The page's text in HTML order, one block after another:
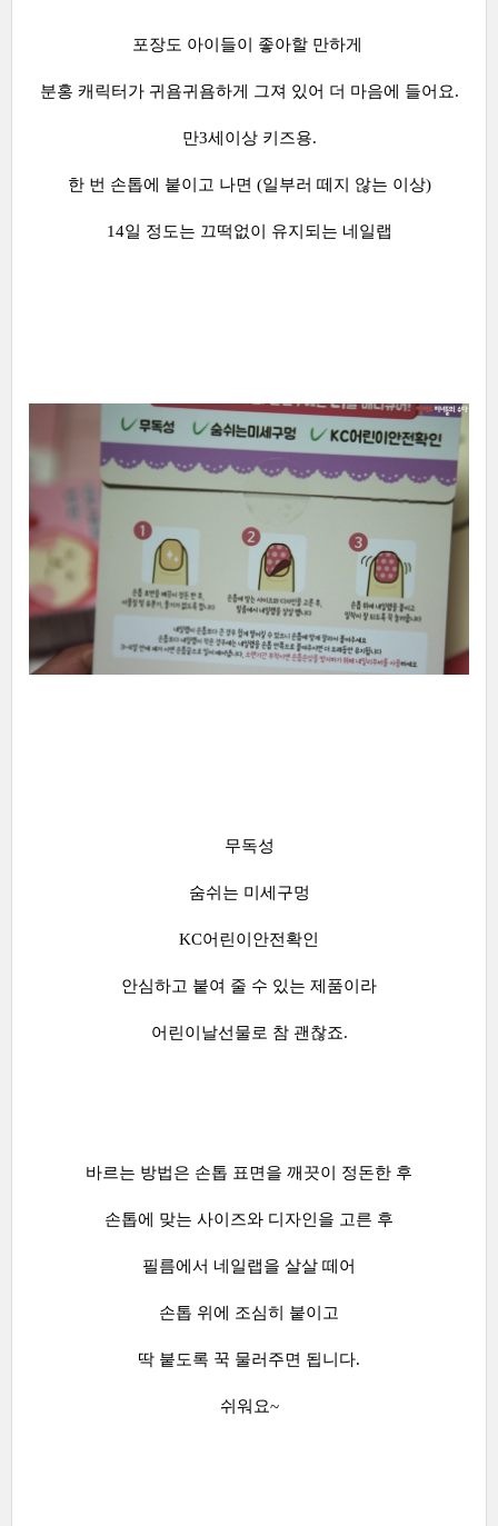
포장도 아이들이 좋아할 만하게
분홍 캐릭터가 귀욤귀욤하게 그져 있어 더 마음에 들어요.
만3세이상 키즈용.
한 번 손톱에 붙이고 나면 (일부러 떼지 않는 이상)
14일 정도는 끄떡없이 유지되는 네일랩
무독성
숨쉬는 미세구멍
KC어린이안전확인
안심하고 붙여 줄 수 있는 제품이라
어린이날선물로 참 괜찮죠.
바르는 방법은 손톱 표면을 깨끗이 정돈한 후
손톱에 맞는 사이즈와 디자인을 고른 후
필름에서 네일랩을 살살 떼어
손톱 위에 조심히 붙이고
딱 붙도록 꾹 물러주면 됩니다.
쉬워요~